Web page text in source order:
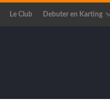
Le Club Debuter en Karting